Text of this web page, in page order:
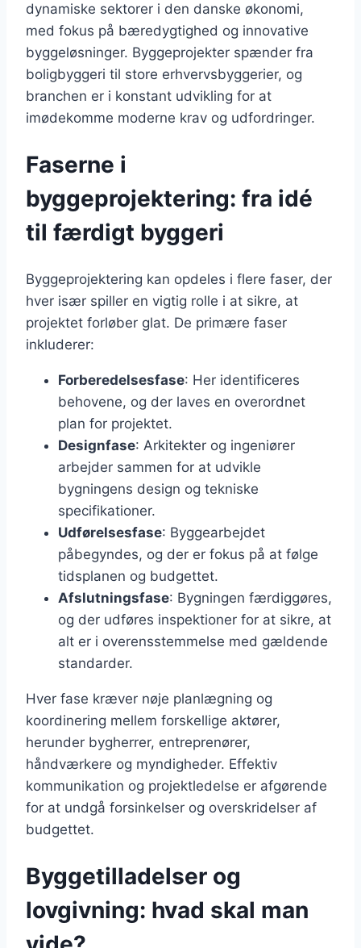
dynamiske sektorer i den danske økonomi,
med fokus på bæredygtighed og innovative
byggeløsninger. Byggeprojekter spænder fra
boligbyggeri til store erhvervsbyggerier, og
branchen er i konstant udvikling for at
imødekomme moderne krav og udfordringer.
Faserne i
byggeprojektering: fra idé
til færdigt byggeri
Byggeprojektering kan opdeles i flere faser, der
hver især spiller en vigtig rolle i at sikre, at
projektet forløber glat. De primære faser
inkluderer:
Forberedelsesfase: Her identificeres
behovene, og der laves en overordnet
plan for projektet.
Designfase: Arkitekter og ingeniører
arbejder sammen for at udvikle
bygningens design og tekniske
specifikationer.
Udførelsesfase: Byggearbejdet
påbegyndes, og der er fokus på at følge
tidsplanen og budgettet.
Afslutningsfase: Bygningen færdiggøres,
og der udføres inspektioner for at sikre, at
alt er i overensstemmelse med gældende
standarder.
Hver fase kræver nøje planlægning og
koordinering mellem forskellige aktører,
herunder bygherrer, entreprenører,
håndværkere og myndigheder. Effektiv
kommunikation og projektledelse er afgørende
for at undgå forsinkelser og overskridelser af
budgettet.
Byggetilladelser og
lovgivning: hvad skal man